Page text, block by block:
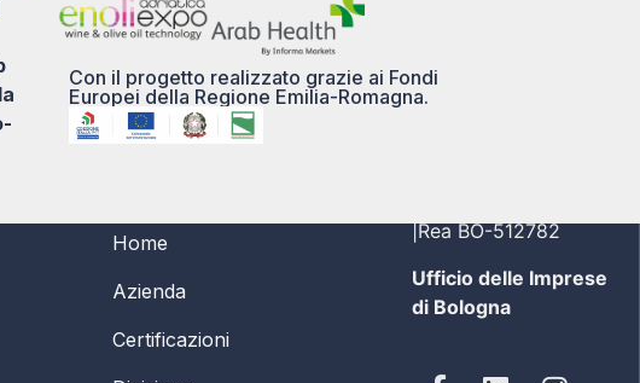
Con il progetto realizzato grazie ai Fondi
Europei della Regione Emilia-Romagna.
Home
Azienda
Certificazioni
|Rea BO-512782
Ufficio delle Imprese
di Bologna